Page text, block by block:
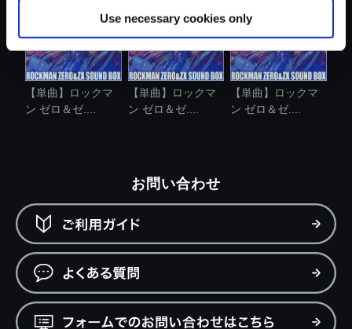
Use necessary cookies only
【単曲】ロックマ
ン ゼロ＆ゼ....
【単曲】ロックマ
ン ゼロ＆ゼ....
【単曲】ロックマ
ン ゼロ＆ゼ....
お問い合わせ